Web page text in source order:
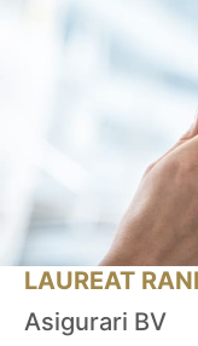
LAUREAT
Asigurari BV